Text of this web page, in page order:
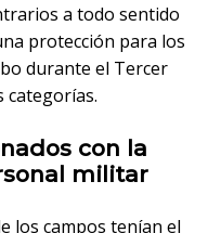
a todo sentido
protección para los
durante el Tercer
categorías.
con la
militar
los campos tenían el